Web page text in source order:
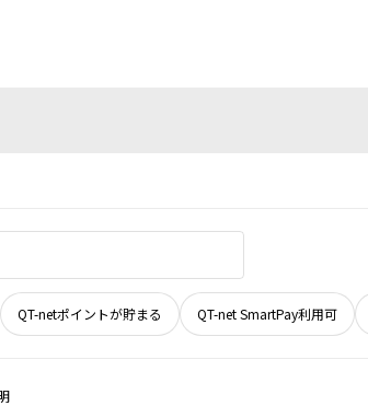
QT-netポイントが貯まる QT-net SmartPay利用可